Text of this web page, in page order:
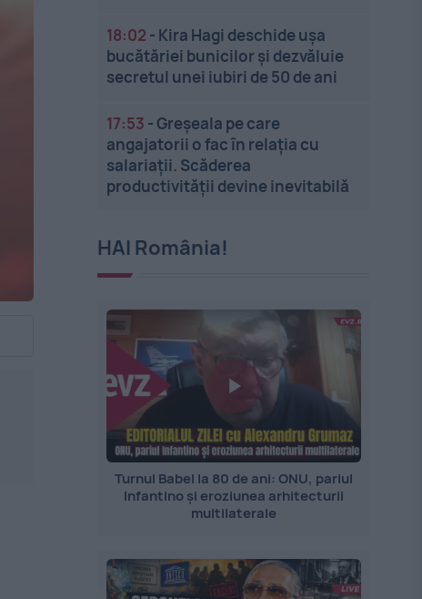
18:02 - Kira Hagi deschide ușa
bucătăriei bunicilor și dezvăluie
secretul unei iubiri de 50 de ani
17:53 -Greșeala pe care
angajatorii o fac în relația cu
salariații. Scăderea
productivității devine inevitabilă
HAI România!
Turnul Babel la 80 de ani: ONU, pariul
Infantino și eroziunea arhitecturii
multilaterale